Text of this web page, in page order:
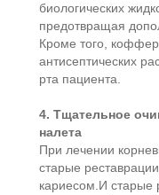
биологических
предотвращая
Кроме того,
антисептических
рта пациента.
4. Тщательное
налета
При лечении
старые
кариесом.И старые